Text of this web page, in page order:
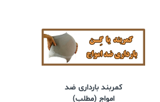
کمربند بارداری ضد
امواج (مطلب)